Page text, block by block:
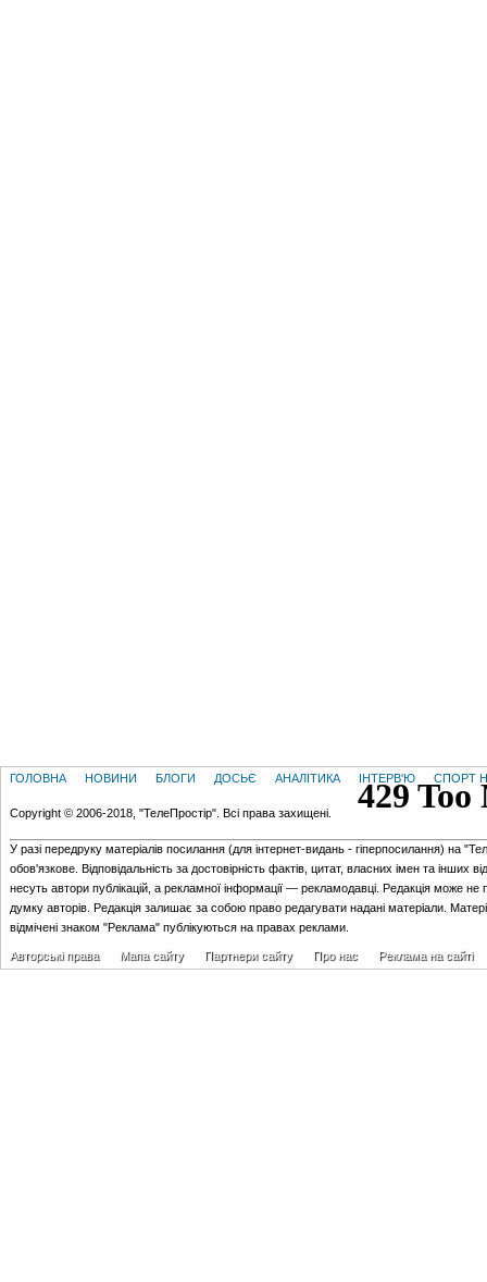
ГОЛОВНА НОВИНИ БЛОГИ ДОСЬЄ АНАЛІТИКА ІНТЕРВ'Ю СПОРТ
Copyright © 2006-2018, "ТелеПростір". Всі права захищені.
У разі передруку матеріалів посилання (для iнтернет-видань - гiперпосилання) на
обов'язкове. Відповідальність за достовірність фактів, цитат, власних імен та інших
несуть автори публікацій, а рекламної інформації — рекламодавці. Редакція може не
думку авторів. Редакція залишає за собою право редагувати надані матеріали.
відмічені знаком "Реклама" публікуються на правах реклами.
Авторські права Мапа сайту Партнери сайту Про нас Реклама на сайті